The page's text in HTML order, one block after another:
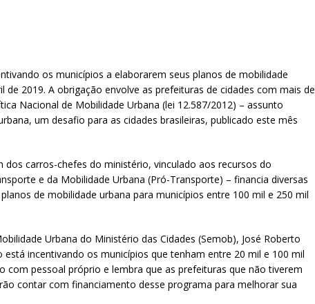
os municípios a elaborarem seus planos de mobilidade
2019. A obrigação envolve as prefeituras de cidades com mais de
Nacional de Mobilidade Urbana (lei 12.587/2012) – assunto
um desafio para as cidades brasileiras, publicado este mês
dos carros-chefes do ministério, vinculado aos recursos do
e da Mobilidade Urbana (Pró-Transporte) – financia diversas
de mobilidade urbana para municípios entre 100 mil e 250 mil
Urbana do Ministério das Cidades (Semob), José Roberto
incentivando os municípios que tenham entre 20 mil e 100 mil
com pessoal próprio e lembra que as prefeituras que não tiverem
contar com financiamento desse programa para melhorar sua